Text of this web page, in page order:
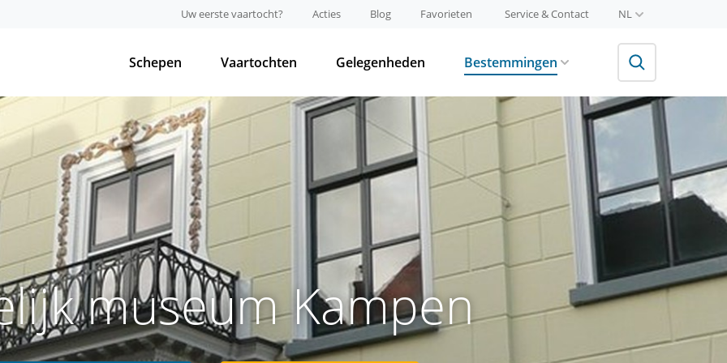
Uw eerste vaartocht? Acties Blog Favorieten Service & Contact NL
Schepen Vaartochten Gelegenheden Bestemmingen
museum Kampen